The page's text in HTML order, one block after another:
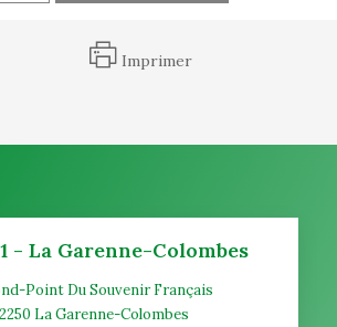
Imprimer
- La Garenne-Colombes
Point Du Souvenir Français
La Garenne-Colombes